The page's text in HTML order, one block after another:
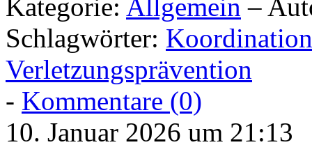
Kategorie: Allgemein –
Schlagwörter: Koordination
Verletzungsprävention
- Kommentare (0)
10. Januar 2026 um 21:13